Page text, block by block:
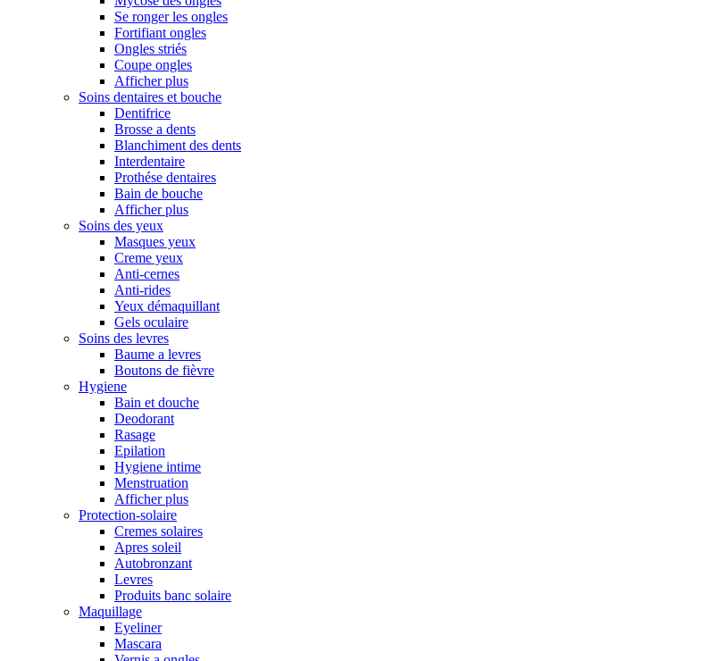
Se ronger les ongles
Fortifiant ongles
Ongles striés
Coupe ongles
Afficher plus
Soins dentaires et bouche
Dentifrice
Brosse a dents
Blanchiment des dents
Interdentaire
Prothése dentaires
Bain de bouche
Afficher plus
Soins des yeux
Masques yeux
Creme yeux
Anti-cernes
Anti-rides
Yeux démaquillant
Gels oculaire
Soins des levres
Baume a levres
Boutons de fièvre
Hygiene
Bain et douche
Deodorant
Rasage
Epilation
Hygiene intime
Menstruation
Afficher plus
Protection-solaire
Cremes solaires
Apres soleil
Autobronzant
Levres
Produits banc solaire
Maquillage
Eyeliner
Mascara